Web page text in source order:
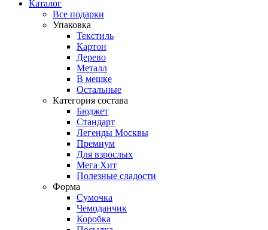
Каталог
Все подарки
Упаковка
Текстиль
Картон
Дерево
Металл
В мешке
Остальные
Категория состава
Бюджет
Стандарт
Легенды Москвы
Премиум
Для взрослых
Мега Хит
Полезные сладости
Форма
Сумочка
Чемоданчик
Коробка